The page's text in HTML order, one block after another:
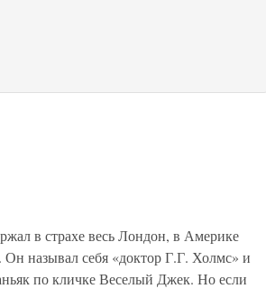
в страхе весь Лондон, в Америке
Он называл себя «доктор Г.Г. Холмс» и
по кличке Веселый Джек. Но если